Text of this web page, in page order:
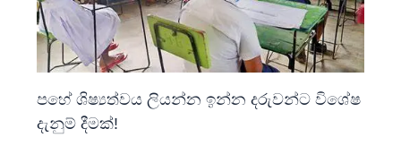
පහේ ශිෂ්‍යත්වය ලියන්න ඉන්න දරුවන්ට විශේෂ
දැනුම් දීමක්!